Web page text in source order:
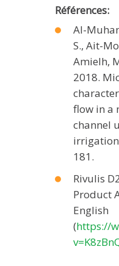
Références:
Al-
S., Ait-
Amielh,
2018.
flow in a
channel
181.
Rivulis
Product
English
(https://